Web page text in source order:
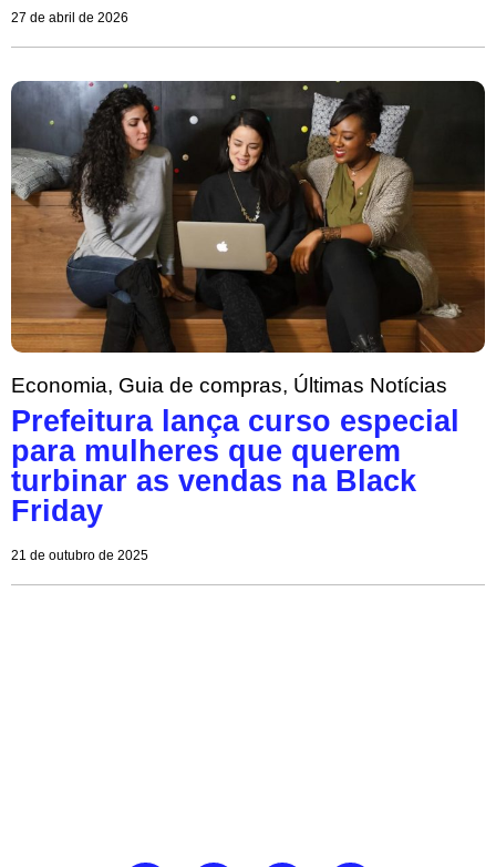
27 de abril de 2026
Economia, Guia de compras, Últimas Notícias
Prefeitura lança curso especial
para mulheres que querem
turbinar as vendas na Black
Friday
21 de outubro de 2025